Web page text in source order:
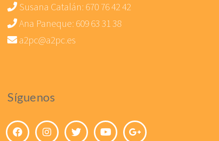
Susana Catalán: 670 76 42 42
Ana Paneque: 609 63 31 38
a2pc@a2pc.es
Síguenos